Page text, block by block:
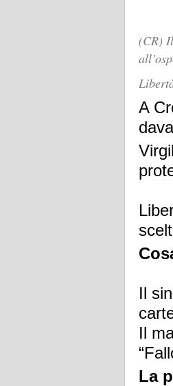
(CR)
A
Il
Il
La